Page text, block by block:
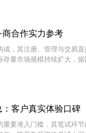
合作实力参考
其注册、管理与交易直
量市场规模持续扩大，
客户真实体验口碑
准入门槛，其笔试环节